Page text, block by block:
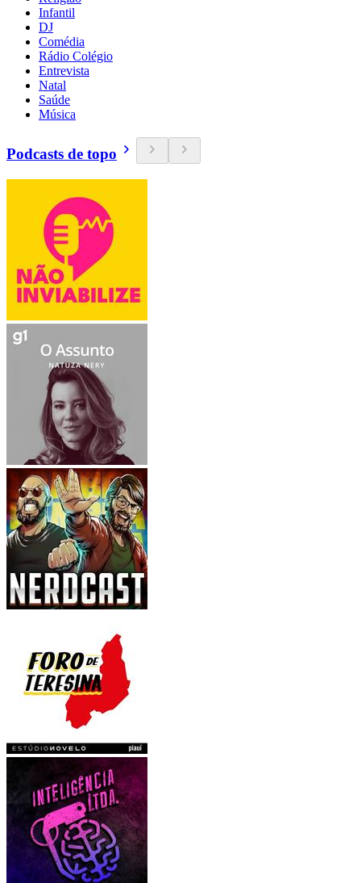
Infantil
DJ
Comédia
Rádio Colégio
Entrevista
Natal
Saúde
Música
Podcasts de topo